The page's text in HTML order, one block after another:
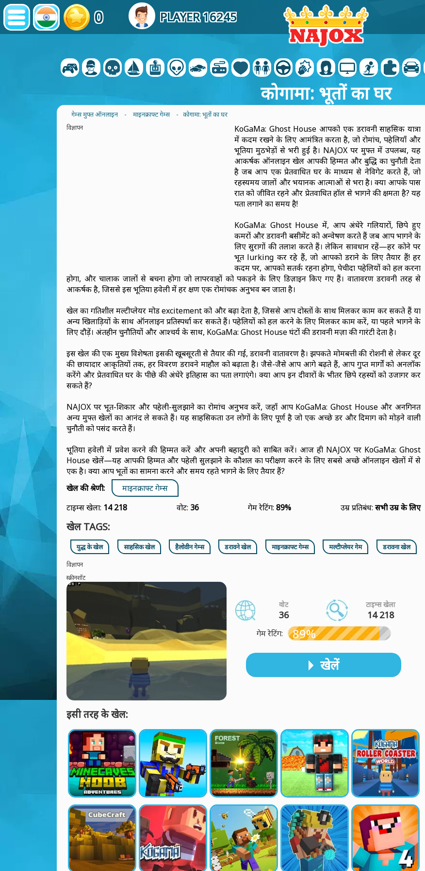
0 PLAYER 16245
कोगामा: भूतों का घर
गेम्स मुफ्त ऑनलाइन - माइनक्राफ्ट गेम्स - कोगामा: भूतों का घर
विज्ञापन
KoGaMa: Ghost House आपको एक डरावनी साहसिक यात्रा
में कदम रखने के लिए आमंत्रित करता है, जो रोमांच, पहेलियाँ और
भूतिया मुठभेड़ों से भरी हुई है। NAJOX पर मुफ्त में उपलब्ध, यह
आकर्षक ऑनलाइन खेल आपकी हिम्मत और बुद्धि का चुनौती देता
है जब आप एक प्रेतवाधित घर के माध्यम से नेविगेट करते हैं, जो
रहस्यमय जालों और भयानक आत्माओं से भरा है। क्या आपके पास
रात को जीवित रहने और प्रेतवाधित हॉल से भागने की क्षमता है? यह
पता लगाने का समय है!
KoGaMa: Ghost House में, आप अंधेरे गलियारों, छिपे हुए
कमरों और डरावनी बसीमेंट को अन्वेषण करते हैं जब आप भागने के
लिए सुरागों की तलाश करते हैं। लेकिन सावधान रहें—हर कोने पर
भूत lurking कर रहे हैं, जो आपको डराने के लिए तैयार हैं! हर
कदम पर, आपको सतर्क रहना होगा, पेचीदा पहेलियों को हल करना
होगा, और चालाक जालों से बचना होगा जो लापरवाहों को पकड़ने के लिए डिज़ाइन किए गए हैं। वातावरण डरावनी तरह से
आकर्षक है, जिससे इस भूतिया हवेली में हर क्षण एक रोमांचक अनुभव बन जाता है।
खेल का गतिशील मल्टीप्लेयर मोड excitement को और बढ़ा देता है, जिससे आप दोस्तों के साथ मिलकर काम कर सकते हैं या
अन्य खिलाड़ियों के साथ ऑनलाइन प्रतिस्पर्धा कर सकते हैं। पहेलियों को हल करने के लिए मिलकर काम करें, या पहले भागने के
लिए दौड़ें। अंतहीन चुनौतियों और आश्चर्य के साथ, KoGaMa: Ghost House घंटों की डरावनी मज़ा की गारंटी देता है।
इस खेल की एक मुख्य विशेषता इसकी खूबसूरती से तैयार की गई, डरावनी वातावरण है। झपकते मोमबत्ती की रोशनी से लेकर दूर
की छायादार आकृतियों तक, हर विवरण डरावने माहौल को बढ़ाता है। जैसे-जैसे आप आगे बढ़ते हैं, आप गुप्त मार्गों को अनलॉक
करेंगे और प्रेतवाधित घर के पीछे की अंधेरे इतिहास का पता लगाएंगे। क्या आप इन दीवारों के भीतर छिपे रहस्यों को उजागर कर
सकते हैं?
NAJOX पर भूत-शिकार और पहेली-सुलझाने का रोमांच अनुभव करें, जहाँ आप KoGaMa: Ghost House और अनगिनत
अन्य मुफ्त खेलों का आनंद ले सकते हैं। यह साहसिकता उन लोगों के लिए पूर्ण है जो एक अच्छे डर और दिमाग को मोड़ने वाली
चुनौती को पसंद करते हैं।
भूतिया हवेली में प्रवेश करने की हिम्मत करें और अपनी बहादुरी को साबित करें। आज ही NAJOX पर KoGaMa: Ghost
House खेलें—यह आपकी हिम्मत और पहेली सुलझाने के कौशल का परीक्षण करने के लिए सबसे अच्छे ऑनलाइन खेलों में से
एक है। क्या आप भूतों का सामना करने और समय रहते भागने के लिए तैयार हैं?
खेल की श्रेणी:
माइनक्राफ्ट गेम्स
टाइम्स खेला: 14 218 वोट: 36 गेम रेटिंग:89% उम्र प्रतिबंध: सभी उम्र के लिए
खेल TAGS:
युद्ध के खेल साहसिक खेल हैलोवीन गेम्स डरावने खेल माइनक्राफ्ट गेम्स मल्टीप्लेयर गेम डरावना खेल
विज्ञापन
स्क्रीनशॉट
वोट
36
टाइम्स खेला
14 218
गेम रेटिंग: 89%
खेलें
इसी तरह के खेल: